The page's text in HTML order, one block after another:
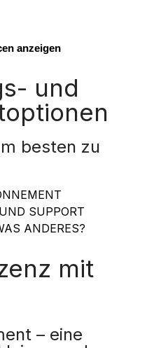
anzeigen
und
besten zu
SUPPORT
ANDERES?
mit
– eine